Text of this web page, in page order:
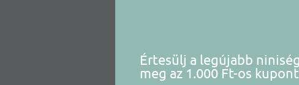
Értesülj a legújabb
meg az 1.000 Ft-os